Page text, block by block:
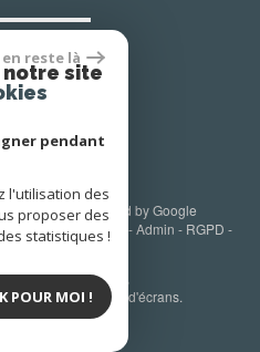
propriétaire
Traduction powered by Google
honoraires Liens -Admin - RGPD -
annonces
multi-supports,
à tous les types d'écrans.
en reste là
notre site
pendant
l'utilisation des
proposer des
statistiques !
POUR MOI !